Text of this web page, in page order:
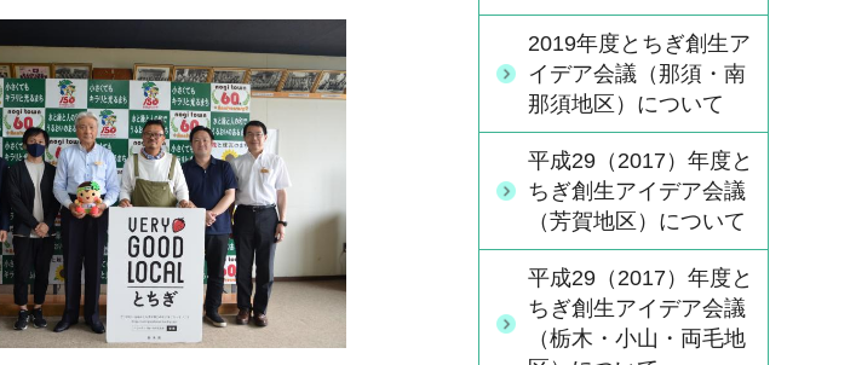
2019年度とちぎ創生ア
イデア会議（那須・南
那須地区）について
平成29（2017）年度と
ちぎ創生アイデア会議
（芳賀地区）について
平成29（2017）年度と
ちぎ創生アイデア会議
（栃木・小山・両毛地